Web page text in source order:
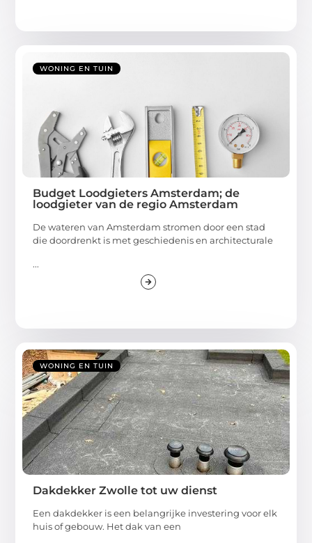
WONING EN TUIN
Budget Loodgieters Amsterdam; de
loodgieter van de regio Amsterdam
De wateren van Amsterdam stromen door een stad
die doordrenkt is met geschiedenis en architecturale
...
WONING EN TUIN
Dakdekker Zwolle tot uw dienst
Een dakdekker is een belangrijke investering voor elk
huis of gebouw. Het dak van een